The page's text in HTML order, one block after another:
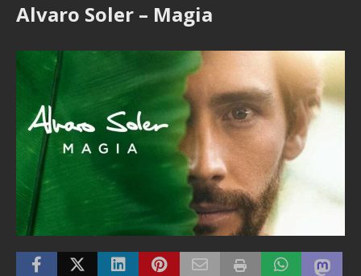
Alvaro Soler – Magia